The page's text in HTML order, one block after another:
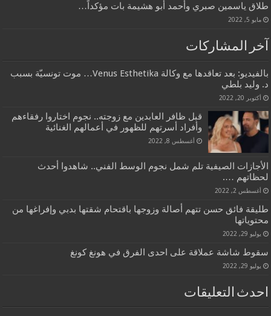
طلاق ياسمين صبري وأحمد أبو هشيمة بات مؤكداً…
مايو 5, 2022
آخر المشاركات
بالفيديو: بعد تعاقدها مع وكالة Venus Esthetika… موت تونسيّة بسبب
د. وليد بلطي
أكتوبر 20, 2022
قبل ظافر العابدين مع زوجته.. نجوم اختاروا رفقاءهم
وأفراد أسرتهم للظهور في أعمالهم الغنائية
أغسطس 8, 2022
الأجازات الصيفية تلم شمل نجوم الوسط الفني.. شاهدوا أحدث
لحظاتهم ….
أغسطس 2, 2022
طليقة فائق حسن تتهم أصالة وزوجها باقتحام شقتها بدبي وإفراغها من
محتوياتها
يوليو 29, 2022
سقوط شاشة عملاقة على احدى الفرق في هونغ كونغ
يوليو 29, 2022
احدث التعليقات